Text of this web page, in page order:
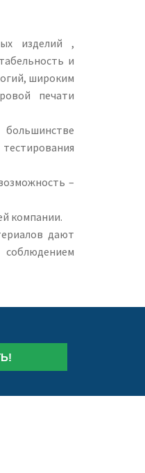
изделий ,
и
широким
печати
–
компании.
дают